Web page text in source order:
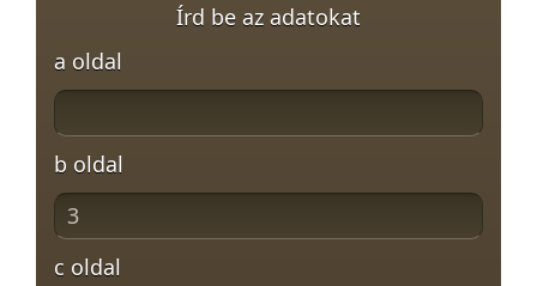
Írd be az adatokat
a oldal
b oldal
c oldal